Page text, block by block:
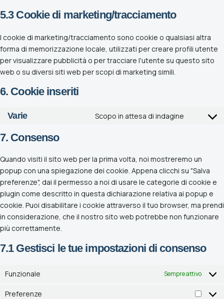
5.3 Cookie di marketing/tracciamento
I cookie di marketing/tracciamento sono cookie o qualsiasi altra
forma di memorizzazione locale, utilizzati per creare profili utente
per visualizzare pubblicità o per tracciare l'utente su questo sito
web o su diversi siti web per scopi di marketing simili.
6. Cookie inseriti
Varie Scopo in attesa di indagine
7. Consenso
Quando visiti il sito web per la prima volta, noi mostreremo un
popup con una spiegazione dei cookie. Appena clicchi su "Salva
preferenze", dai il permesso a noi di usare le categorie di cookie e
plugin come descritto in questa dichiarazione relativa ai popup e
cookie. Puoi disabilitare i cookie attraverso il tuo browser, ma prendi
in considerazione, che il nostro sito web potrebbe non funzionare
più correttamente.
7.1 Gestisci le tue impostazioni di consenso
Funzionale Sempre attivo
Preferenze